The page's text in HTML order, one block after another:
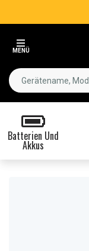
MENÜ
Batterien Und
Akkus